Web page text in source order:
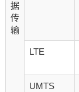
据
传
输
LTE
UMTS